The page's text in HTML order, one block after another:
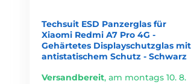
Techsuit ESD Panzerglas für
Xiaomi Redmi A7 Pro 4G -
Gehärtetes Displayschutzglas mit
antistatischem Schutz - Schwarz
Versandbereit, am montags 10. 8.